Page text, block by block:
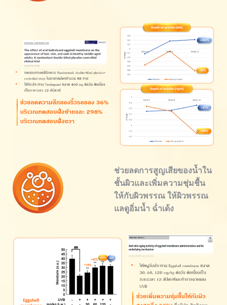
ช่วยลดการสูญเสียของน้ำใน
ชั้นผิวและเพิ่มความชุ่มชื้น
ให้กับผิวพรรณ ให้ผิวพรรณ
แลดูอิ่มน้ำ ฉ่ำเด้ง